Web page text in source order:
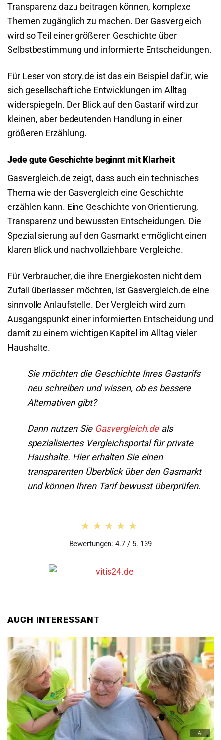
Transparenz dazu beitragen können, komplexe
Themen zugänglich zu machen. Der Gasvergleich
wird so Teil einer größeren Geschichte über
Selbstbestimmung und informierte Entscheidungen.
Für Leser von story.de ist das ein Beispiel dafür, wie
sich gesellschaftliche Entwicklungen im Alltag
widerspiegeln. Der Blick auf den Gastarif wird zur
kleinen, aber bedeutenden Handlung in einer
größeren Erzählung.
Jede gute Geschichte beginnt mit Klarheit
Gasvergleich.de zeigt, dass auch ein technisches
Thema wie der Gasvergleich eine Geschichte
erzählen kann. Eine Geschichte von Orientierung,
Transparenz und bewussten Entscheidungen. Die
Spezialisierung auf den Gasmarkt ermöglicht einen
klaren Blick und nachvollziehbare Vergleiche.
Für Verbraucher, die ihre Energiekosten nicht dem
Zufall überlassen möchten, ist Gasvergleich.de eine
sinnvolle Anlaufstelle. Der Vergleich wird zum
Ausgangspunkt einer informierten Entscheidung und
damit zu einem wichtigen Kapitel im Alltag vieler
Haushalte.
Sie möchten die Geschichte Ihres Gastarifs
neu schreiben und wissen, ob es bessere
Alternativen gibt?
Dann nutzen Sie Gasvergleich.deals
spezialisiertes Vergleichsportal für private
Haushalte. Hier erhalten Sie einen
transparenten Überblick über den Gasmarkt
und können Ihren Tarif bewusst überprüfen.
★★★★★
★★★★★
Bewertungen: 4.7 / 5. 139
AUCH INTERESSANT